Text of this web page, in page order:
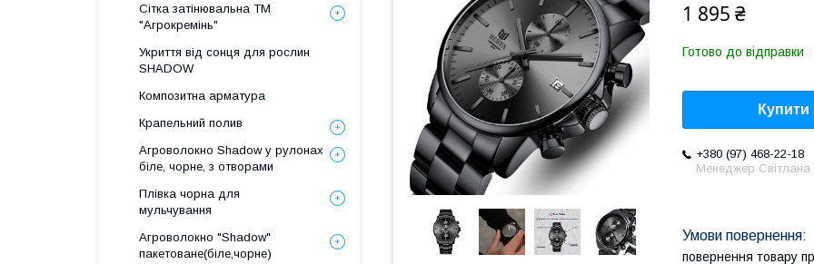
1 895 ₴
Готово до відправки
Купити
+380 (97) 468-22-18
Менеджер Світлана
повернення товару
Сітка затінювальна ТМ
"Агрокремінь"
Укриття від сонця для рослин
SHADOW
Композитна арматура
Крапельний полив
Агроволокно Shadow у рулонах
біле, чорне, з отворами
Плівка чорна для
мульчування
Агроволокно "Shadow"
пакетоване(біле,чорне)